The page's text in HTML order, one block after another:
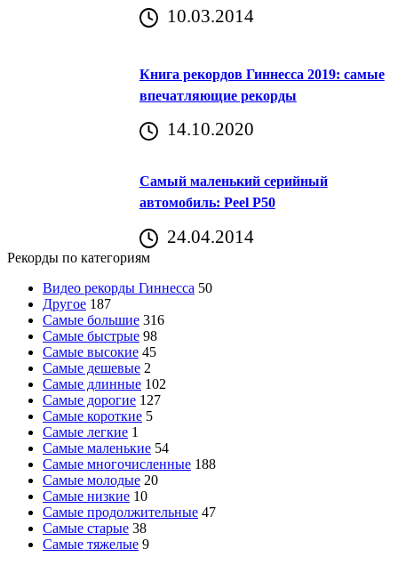
10.03.2014
Книга рекордов Гиннесса 2019: самые
впечатляющие рекорды
14.10.2020
Самый маленький серийный
автомобиль: Peel P50
24.04.2014
Рекорды по категориям
Видео рекорды Гиннесса 50
Другое 187
Самые большие 316
Самые быстрые 98
Самые высокие 45
Самые дешевые 2
Самые длинные 102
Самые дорогие 127
Самые короткие 5
Самые легкие 1
Самые маленькие 54
Самые многочисленные 188
Самые молодые 20
Самые низкие 10
Самые продолжительные 47
Самые старые 38
Самые тяжелые 9